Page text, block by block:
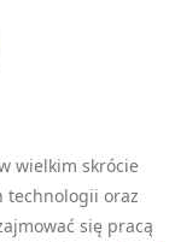
wielkim skrócie
technologii oraz
się pracą